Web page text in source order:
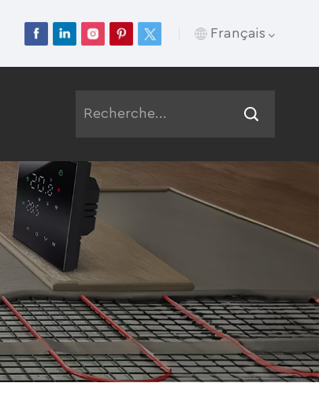
Français
Русский
Español
Português
Polski